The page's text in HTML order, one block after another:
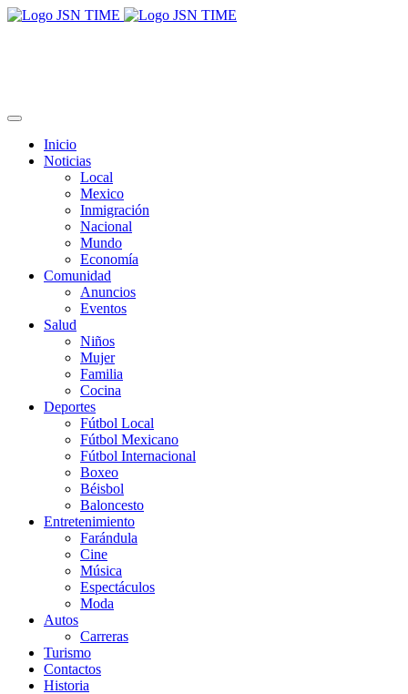
Inicio
Noticias
Local
Mexico
Inmigración
Nacional
Mundo
Economía
Comunidad
Anuncios
Eventos
Salud
Niños
Mujer
Familia
Cocina
Deportes
Fútbol Local
Fútbol Mexicano
Fútbol Internacional
Boxeo
Béisbol
Baloncesto
Entretenimiento
Farándula
Cine
Música
Espectáculos
Moda
Autos
Carreras
Turismo
Contactos
Historia